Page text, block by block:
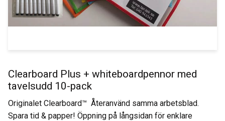
Clearboard Plus + whiteboardpennor med
tavelsudd 10-pack
Originalet Clearboard™ Återanvänd samma arbetsblad.
Spara tid & papper! Öppning på långsidan för enklare